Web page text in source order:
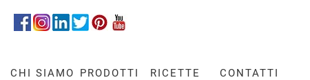
CHI SIAMO PRODOTTI RICETTE CONTATTI